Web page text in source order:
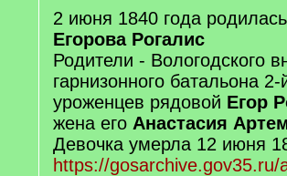
2 июня 1840 года
Егорова Рогалис
Родители - Вологодского
гарнизонного батальона
уроженцев рядовой Егор
жена его Анастасия
Девочка умерла 12 июня
https://